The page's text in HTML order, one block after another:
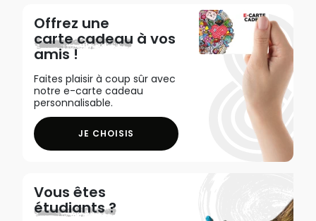
Offrez une
carte cadeau à vos
amis !
Faites plaisir à coup sûr avec
notre e-carte cadeau
personnalisable.
JE CHOISIS
Vous êtes
étudiants ?